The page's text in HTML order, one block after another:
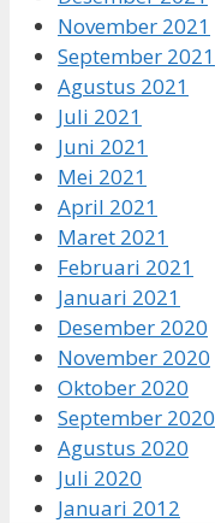
November 2021
September 2021
Agustus 2021
Juli 2021
Juni 2021
Mei 2021
April 2021
Maret 2021
Februari 2021
Januari 2021
Desember 2020
November 2020
Oktober 2020
September 2020
Agustus 2020
Juli 2020
Januari 2012